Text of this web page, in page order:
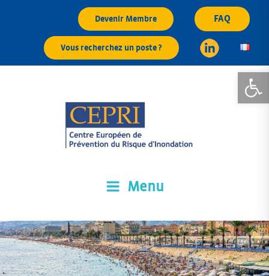
Ouvrir
Devenir Membre FAQ
Vous recherchez un poste ?
Menu